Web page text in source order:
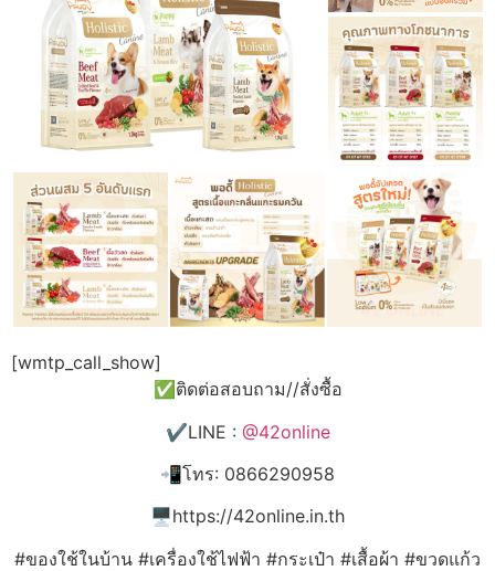
[wmtp_call_show]
✅ติดต่อสอบถาม//สั่งซื้อ
✔️LINE : @42online
📲โทร: 0866290958
🖥️https://42online.in.th
#ของใช้ในบ้าน #เครื่องใช้ไฟฟ้า #กระเป๋า #เสื้อผ้า #ขวดแก้ว